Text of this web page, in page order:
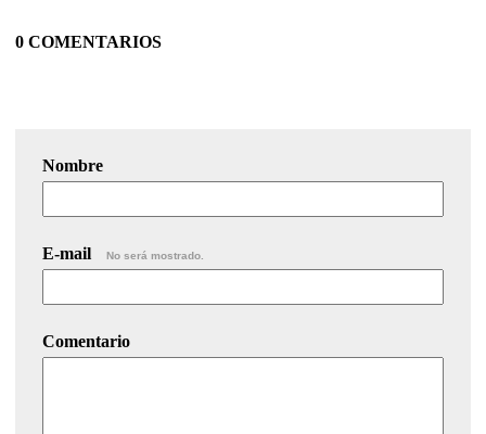
0 COMENTARIOS
Nombre
E-mail No será mostrado.
Comentario